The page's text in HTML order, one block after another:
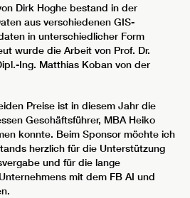
Dirk Hoghe bestand in der
aus verschiedenen GIS-
in unterschiedlicher Form
wurde die Arbeit von Prof. Dr.
Ing. Matthias Koban von der
Preise ist in diesem Jahr die
Geschäftsführer, MBA Heiko
konnte. Beim Sponsor möchte ich
herzlich für die Unterstützung
und für die lange
mit dem FB AI und